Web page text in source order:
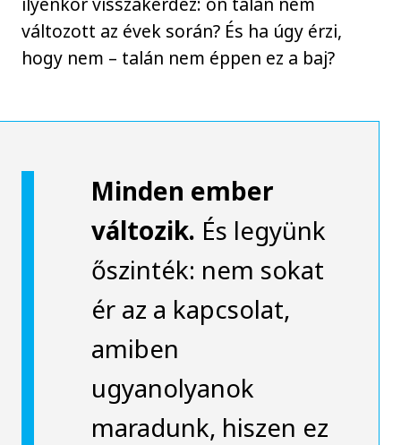
változott az évek során? És ha úgy érzi,
hogy nem – talán nem éppen ez a baj?
Minden ember
változik. És legyünk
őszinték: nem sokat
ér az a kapcsolat,
amiben
ugyanolyanok
maradunk, hiszen ez